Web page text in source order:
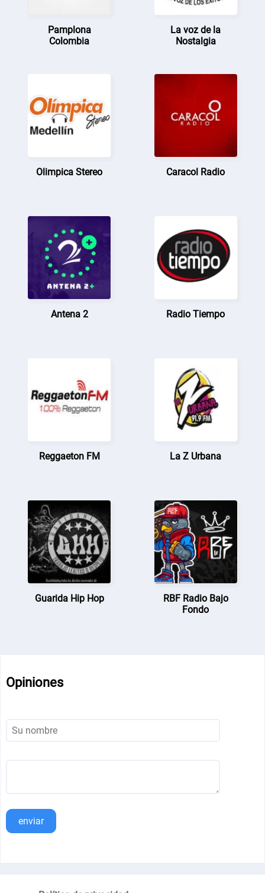
Pamplona
Colombia
La voz de la
Nostalgia
Olimpica Stereo Caracol Radio
Antena 2 Radio Tiempo
Reggaeton FM La Z Urbana
Guarida Hip Hop
RBF Radio Bajo
Fondo
Opiniones
enviar